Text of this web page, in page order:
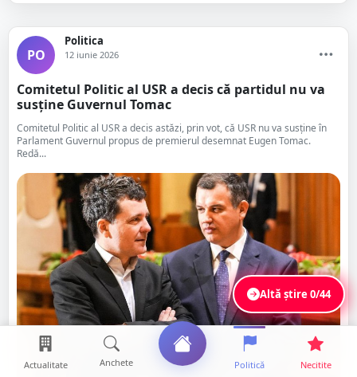
PO
Politica
12 iunie 2026
Comitetul Politic al USR a decis că partidul nu va
susține Guvernul Tomac
Comitetul Politic al USR a decis astăzi, prin vot, că USR nu va susține în
Parlament Guvernul propus de premierul desemnat Eugen Tomac.
Redă...
Altă știre0/44
Actualitate Anchete Politică Necitite